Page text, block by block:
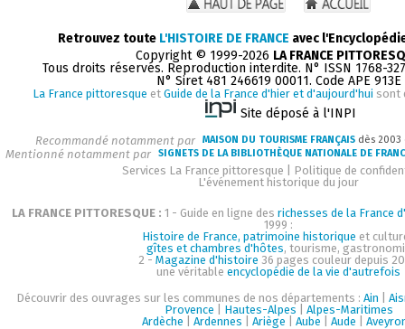
Retrouvez toute L'HISTOIRE DE FRANCE avec
Copyright © 1999-2026 LA FRANCE
Tous droits réservés. Reproduction interdite. N° ISSN 1768-
N° Siret 481 246619 00011. Code APE 913E
La France pittoresque et Guide de la France d'hier et d'aujourd'hui sont
Site déposé à l'INPI
Recommandé notamment par MAISON DU TOURISME FRANÇAIS dès
Mentionné notamment par SIGNETS DE LA BIBLIOTHÈQUE NATIONALE DE
Services La France pittoresque
Politique de
L'événement historique du jour
LA FRANCE PITTORESQUE : 1 - Guide en ligne des richesses de la France
1999 :
Histoire de France, patrimoine historique et
gîtes et chambres d'hôtes, tourisme,
2 - Magazine d'histoire 36 pages couleur depuis
une véritable encyclopédie de la vie d'autrefois
Découvrir des ouvrages sur les communes de nos départements : Ain
Provence
Hautes-Alpes
Alpes-Maritimes
Ardèche
Ardennes Ariège Aube Aude